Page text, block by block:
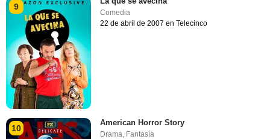
9
Comedia
22 de abril de 2007 en Telecinco
10
American Horror Story
Drama, Fantasía